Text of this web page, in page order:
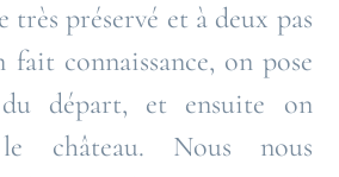
très préservé et à deux pas
fait connaissance, on pose
départ, et ensuite on
château. Nous nous